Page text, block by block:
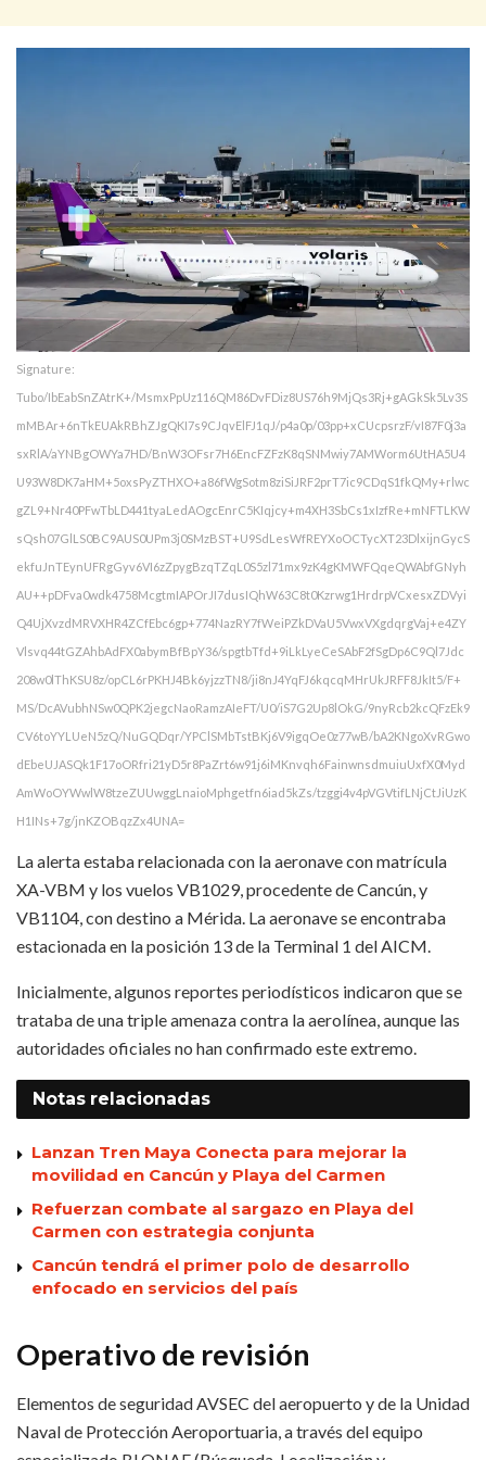
Signature:
Tubo/IbEabSnZAtrK+/MsmxPpUz116QM86DvFDiz8US76h9MjQs3Rj+gAGkSk5Lv3S
mMBAr+6nTkEUAkRBhZJgQKI7s9CJqvElFJ1qJ/p4a0p/03pp+xCUcpsrzF/vI87F0j3a
sxRlA/aYNBgOWYa7HD/BnW3OFsr7H6EncFZFzK8qSNMwiy7AMWorm6UtHA5U4
U93W8DK7aHM+5oxsPyZTHXO+a86fWgSotm8ziSiJRF2prT7ic9CDqS1fkQMy+rlwc
gZL9+Nr40PFwTbLD441tyaLedAOgcEnrC5KIqjcy+m4XH3SbCs1xIzfRe+mNFTLKW
sQsh07GlLS0BC9AUS0UPm3j0SMzBST+U9SdLesWfREYXoOCTycXT23DlxijnGycS
ekfuJnTEynUFRgGyv6VI6zZpygBzqTZqL0S5zl71mx9zK4gKMWFQqeQWAbfGNyh
AU++pDFva0wdk4758McgtmIAPOrJI7dusIQhW63C8t0Kzrwg1HrdrpVCxesxZDVyi
Q4UjXvzdMRVXHR4ZCfEbc6gp+774NazRY7fWeiPZkDVaU5VwxVXgdqrgVaj+e4ZY
Vlsvq44tGZAhbAdFX0abymBfBpY36/spgtbTfd+9iLkLyeCeSAbF2fSgDp6C9Ql7Jdc
208w0lThKSU8z/opCL6rPKHJ4Bk6yjzzTN8/ji8nJ4YqFJ6kqcqMHrUkJRFF8JkIt5/F+
MS/DcAVubhNSw0QPK2jegcNaoRamzAIeFT/U0/iS7G2Up8lOkG/9nyRcb2kcQFzEk9
CV6toYYLUeN5zQ/NuGQDqr/YPClSMbTstBKj6V9igqOe0z77wB/bA2KNgoXvRGwo
dEbeUJASQk1F17oORfri21yD5r8PaZrt6w91j6iMKnvqh6FainwnsdmuiuUxfX0Myd
AmWoOYWwlW8tzeZUUwggLnaioMphgetfn6iad5kZs/tzggi4v4pVGVtifLNjCtJiUzK
H1INs+7g/jnKZOBqzZx4UNA=
La alerta estaba relacionada con la aeronave con matrícula
XA-VBM y los vuelos VB1029, procedente de Cancún, y
VB1104, con destino a Mérida. La aeronave se encontraba
estacionada en la posición 13 de la Terminal 1 del AICM.
Inicialmente, algunos reportes periodísticos indicaron que se
trataba de una triple amenaza contra la aerolínea, aunque las
autoridades oficiales no han confirmado este extremo.
Notas relacionadas
Lanzan Tren Maya Conecta para mejorar la
movilidad en Cancún y Playa del Carmen
Refuerzan combate al sargazo en Playa del
Carmen con estrategia conjunta
Cancún tendrá el primer polo de desarrollo
enfocado en servicios del país
Operativo de revisión
Elementos de seguridad AVSEC del aeropuerto y de la Unidad
Naval de Protección Aeroportuaria, a través del equipo